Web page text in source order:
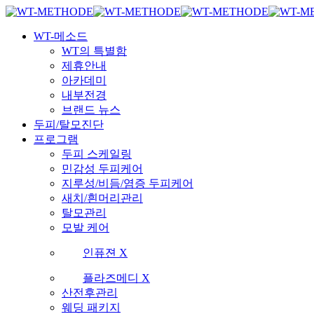
국내 최초 두피케어 브랜드 WT
국내 최초 두피케어 브랜드 WT
Skip
main
Menu
WT-메소드
WT의 특별함
제휴안내
아카데미
내부전경
브랜드 뉴스
두피/탈모진단
프로그램
두피 스케일링
민감성 두피케어
지루성/비듬/염증 두피케어
새치/흰머리관리
탈모관리
모발 케어
인퓨젼 X
플라즈메디 X
산전후관리
웨딩 패키지